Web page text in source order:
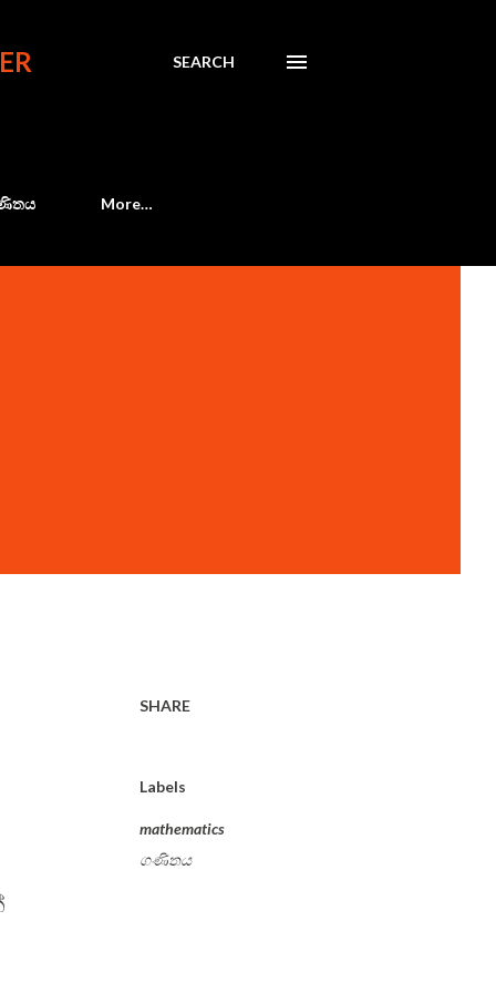
SEARCH
More…
SHARE
Labels
mathematics
ගණිතය